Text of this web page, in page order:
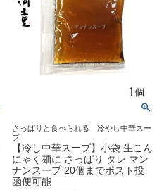
さっぱりと食べられる 冷やし中華スー
プ
【冷し中華スープ】小袋 生こん
にゃく麺に さっぱり タレ マン
ナンスープ 20個までポスト投
函便可能